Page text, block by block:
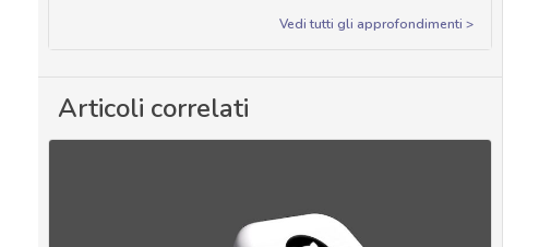
Vedi tutti gli approfondimenti >
Articoli correlati